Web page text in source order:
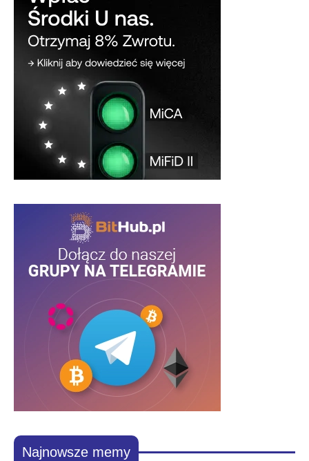
Najnowsze memy